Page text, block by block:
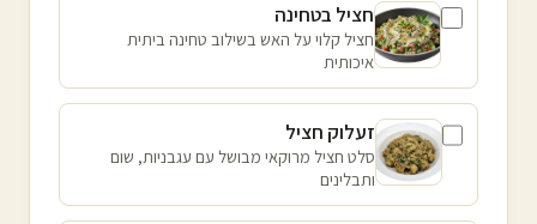
חציל בטחינה
חציל קלוי על האש בשילוב טחינה ביתית
איכותית
זעלוק חציל
סלט חציל מרוקאי מבושל עם עגבניות, שום
ותבלינים